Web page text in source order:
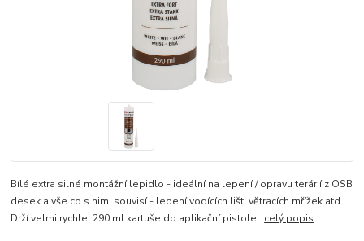
Bílé extra silné montážní lepidlo - ideální na lepení / opravu terárií z OSB
desek a vše co s nimi souvisí - lepení vodících lišt, větracích mřížek atd..
Drží velmi rychle. 290 ml kartuše do aplikační pistole celý popis